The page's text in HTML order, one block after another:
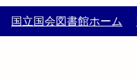
国立国会図書館ホーム